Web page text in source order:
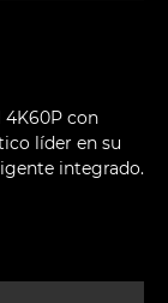
4K60P con
líder en su
integrado.